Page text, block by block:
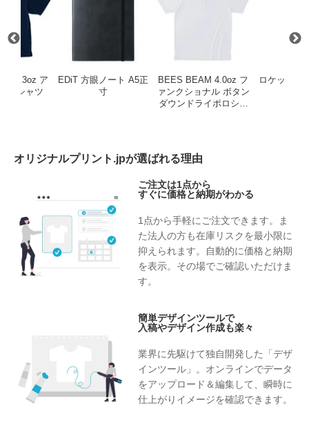
4.3oz ア
ロシャツ
EDiT 方眼ノート A5正
寸
BEES BEAM 4.0oz フ
ァンクショナル ボタン
ダウンドライポロシャ
ロケットサ
オリジナルプリント.jpが選ばれる理由
ご注文は1点から
すぐに価格と納期がわかる
1点から手軽にご注文できます。ま
た法人の方も在庫リスクを最小限に
抑えられます。自動的に価格と納期
を表示。その場でご確認いただけま
す。
簡単デザインツールで
入稿やデザイン作成も楽々
業界に先駆けて独自開発した「デザ
インツール」。オンラインでデータ
をアップロード＆編集して、瞬時に
仕上がりイメージを確認できます。